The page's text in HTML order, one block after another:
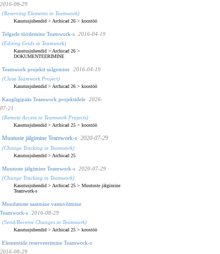
2016-08-29
(Reserving Elements in Teamwork)
Kasutusjuhendid > Archicad 26 > koostöö
Telgede töötlemine Teamwork-s
2016-04-19
(Editing Grids in Teamwork)
Kasutusjuhendid > Archicad 26 >
DOKUMENTEERIMINE
Teamwork projekti sulgemine
2016-04-19
(Close Teamwork Project)
Kasutusjuhendid > Archicad 26 > koostöö
Kaugligipääs Teamwork projektidele
2026-
07-21
(Remote Access to Teamwork Projects)
Kasutusjuhendid > Archicad 25 > koostöö
Muutuste jälgimine Teamwork-s 2020-07-29
(Change Tracking in Teamwork)
Kasutusjuhendid > Archicad 25
Muutuste jälgimine Teamwork-s
2020-07-29
(Change Tracking in Teamwork)
Kasutusjuhendid > Archicad 25 > Muutuste jälgimine
Teamwork-s
Muudatuste saatmine vastuvõtmine
Teamwork-s
2016-08-29
(Send/Receive Changes in Teamwork)
Kasutusjuhendid > Archicad 25 > koostöö
Elementide reserveerimine Teamwork-s
2016-08-29